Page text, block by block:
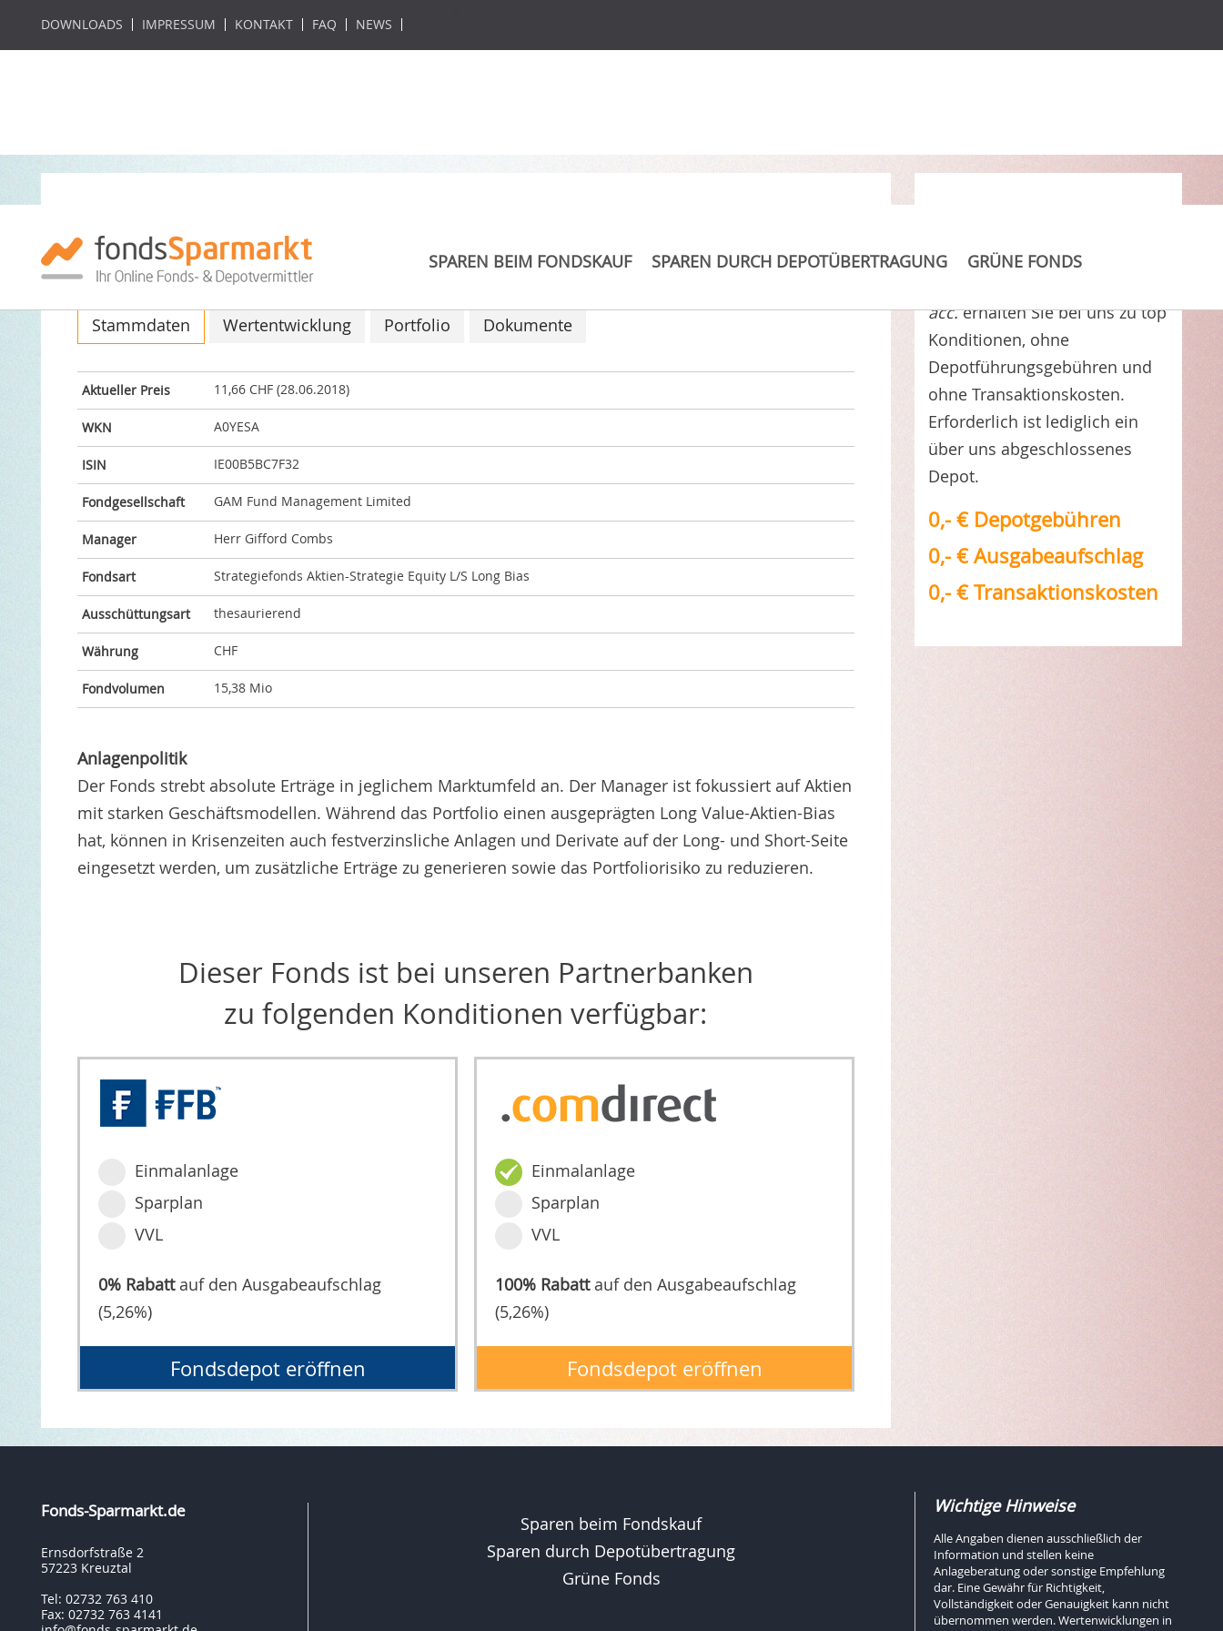
DOWNLOADS IMPRESSUM KONTAKT FAQ NEWS
SPAREN BEIM FONDSKAUF SPAREN DURCH DEPOTÜBERTRAGUNG GRÜNE FONDS
GAM Star Global Selector CHF acc.
ISIN: IE00B5BC7F32 / WKN: A0YESA
Stammdaten Wertentwicklung Portfolio Dokumente
Aktueller Preis 11,66 CHF (28.06.2018)
WKN A0YESA
ISIN IE00B5BC7F32
Fondgesellschaft GAM Fund Management Limited
Manager Herr Gifford Combs
Fondsart Strategiefonds Aktien-Strategie Equity L/S Long Bias
Ausschüttungsart thesaurierend
Währung CHF
Fondvolumen 15,38 Mio
Anlagenpolitik
Der Fonds strebt absolute Erträge in jeglichem Marktumfeld an. Der Manager ist fokussiert auf Aktien
mit starken Geschäftsmodellen. Während das Portfolio einen ausgeprägten Long Value-Aktien-Bias
hat, können in Krisenzeiten auch festverzinsliche Anlagen und Derivate auf der Long- und Short-Seite
eingesetzt werden, um zusätzliche Erträge zu generieren sowie das Portfoliorisiko zu reduzieren.
Dieser Fonds ist bei unseren Partnerbanken
zu folgenden Konditionen verfügbar:
Einmalanlage
Sparplan
VVL
0% Rabattauf den Ausgabeaufschlag
(5,26%)
Fondsdepot eröffnen
Einmalanlage
Sparplan
VVL
100% Rabattauf den Ausgabeaufschlag
(5,26%)
Fondsdepot eröffnen
acc.erhalten Sie bei uns zu top
Konditionen, ohne
Depotführungsgebühren und
ohne Transaktionskosten.
Erforderlich ist lediglich ein
über uns abgeschlossenes
Depot.
0,- € Depotgebühren
0,- € Ausgabeaufschlag
0,- € Transaktionskosten
Fonds-Sparmarkt.de
Ernsdorfstraße 2
57223 Kreuztal
Tel: 02732 763 410
Fax: 02732 763 4141
Sparen beim Fondskauf
Sparen durch Depotübertragung
Grüne Fonds
Wichtige Hinweise
Alle Angaben dienen ausschließlich der
Information und stellen keine
Anlageberatung oder sonstige Empfehlung
dar. Eine Gewähr für Richtigkeit,
Vollständigkeit oder Genauigkeit kann nicht
übernommen werden. Wertenwicklungen in